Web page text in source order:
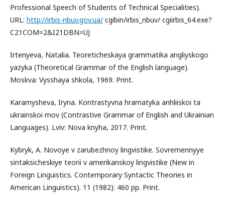
Professional Speech of Students of Technical Specialities).
URL: http://irbis-nbuv.gov.ua/ cgibin/irbis_nbuv/ cgiirbis_64.exe?
C21COM=2&I21DBN=UJ
Irtenyeva, Natalia. Teoreticheskaya grammatika angliyskogo
yazyka (Theoretical Grammar of the English language).
Мoskva: Vysshaya shkola, 1969. Print.
Karamysheva, Iryna. Kontrastyvna hramatyka anhliiskoi ta
ukrainskoi mov (Contrastive Grammar of English and Ukrainian
Languages). Lviv: Nova knyha, 2017. Print.
Kybryk, A. Novoye v zarubezhnoy lingvistike. Sovremennyye
sintaksicheskiye teorii v amerikanskoy lingvistike (New in
Foreign Linguistics. Contemporary Syntactic Theories in
American Linguistics). 11 (1982): 460 pp. Print.